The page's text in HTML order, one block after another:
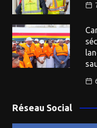
Réseau Social